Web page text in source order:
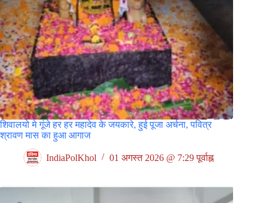
शिवालयो मे गूंजे हर हर महादेव के जयकारे, हुई पूजा अर्चना, पवित्र
श्रावण मास का हुआ आगाज
IndiaPolKhol 01 अगस्त 2026 @ 7:29 पूर्वाह्न